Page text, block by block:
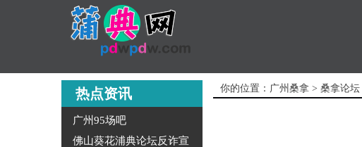
热点资讯
广州95场吧
佛山葵花浦典论坛反诈宣
你的位置： 广州桑拿 > 桑拿论坛